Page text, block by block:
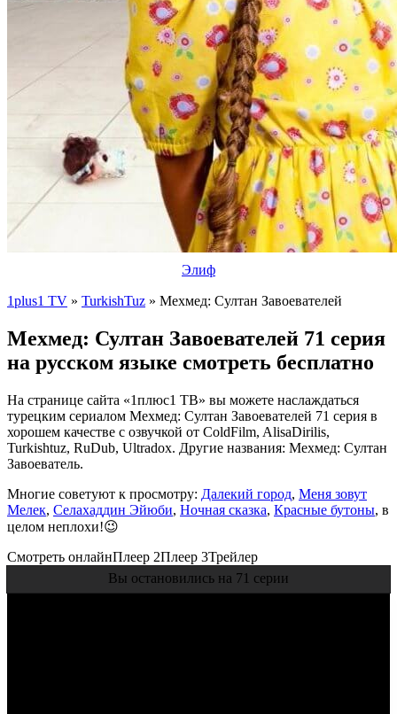
Элиф
1plus1 TV » TurkishTuz » Мехмед: Султан Завоевателей
Мехмед: Султан Завоевателей 71 серия
на русском языке смотреть бесплатно
На странице сайта «1плюс1 ТВ» вы можете наслаждаться
турецким сериалом Мехмед: Султан Завоевателей 71 серия в
хорошем качестве с озвучкой от ColdFilm, AlisaDirilis,
Turkishtuz, RuDub, Ultradox. Другие названия: Мехмед: Султан
Завоеватель.
Многие советуют к просмотру: Далекий город, Меня зовут
Мелек, Селахаддин Эйюби, Ночная сказка, Красные бутоны, в
целом неплохи!😉
Смотреть онлайнПлеер 2Плеер 3Трейлер
Вы остановились на 71 серии